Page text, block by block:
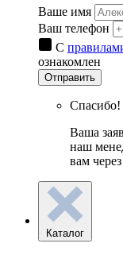
Ваше имя
Ваш телефон
С
ознакомлен
Отправить
Спасибо!
Ваша
наш
вам
Каталог